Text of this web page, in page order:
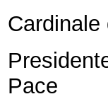
Cardinale
Pace